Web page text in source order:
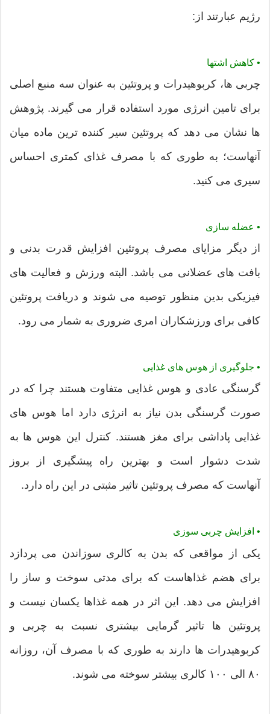
رژیم عبارتند از:
• کاهش اشتها
چربی ها، کربوهیدرات و پروتئین به عنوان سه منبع اصلی
برای تامین انرژی مورد استفاده قرار می گیرند. پژوهش
ها نشان می دهد که پروتئین سیر کننده ترین ماده میان
آنهاست؛ به طوری که با مصرف غذای کمتری احساس
سیری می کنید.
• عضله سازی
از دیگر مزایای مصرف پروتئین افزایش قدرت بدنی و
بافت های عضلانی می باشد. البته ورزش و فعالیت های
فیزیکی بدین منظور توصیه می شوند و دریافت پروتئین
کافی برای ورزشکاران امری ضروری به شمار می رود.
• جلوگیری از هوس های غذایی
گرسنگی عادی و هوس غذایی متفاوت هستند چرا که در
صورت گرسنگی بدن نیاز به انرژی دارد اما هوس های
غذایی پاداشی برای مغز هستند. کنترل این هوس ها به
شدت دشوار است و بهترین راه پیشگیری از بروز
آنهاست که مصرف پروتئین تاثیر مثبتی در این راه دارد.
• افزایش چربی سوزی
یکی از مواقعی که بدن به کالری سوزاندن می پردازد
برای هضم غذاهاست که برای مدتی سوخت و ساز را
افزایش می دهد. این اثر در همه غذاها یکسان نیست و
پروتئین ها تاثیر گرمایی بیشتری نسبت به چربی و
کربوهیدرات ها دارند به طوری که با مصرف آن، روزانه
۸۰ الی ۱۰۰ کالری بیشتر سوخته می شوند.